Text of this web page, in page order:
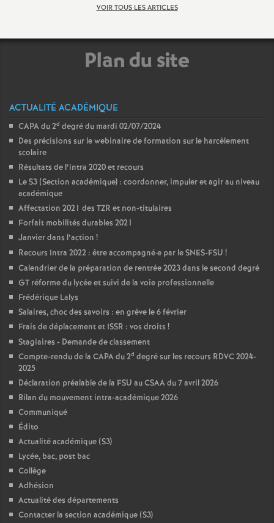
VOIR TOUS LES ARTICLES
Plan du site
ACTUALITÉ ACADÉMIQUE
CAPA du 2d degré du mardi 02/07/2024
Des précisions sur le webinaire de formation sur le harcèlement
scolaire
Résultats de l’intra 2020 et recours
Le S3 (Section académique) : coordonner, impuler et agir au niveau
académique
Affectation 2021 des TZR et non-titulaires
Forfait mobilités durables 2021
Janvier dans l’action !
Recours Intra 2022 : être accompagné·e par le SNES-FSU !
Calendrier de la préparation de rentrée 2023 dans le second degré
GT réforme du lycée et suivi de la voie professionnelle
Frédérique Lalys
Salaires, choc des savoirs : en grève le 6 février
Frais de déplacement et ISSR : vos droits !
Stagiaires - Demande de classement
Compte-rendu de la CAPA du 2d degré sur les recours RDVC 2024-
2025
Déclaration préalable de la FSU au CSAA du 7 avril 2026
Bilan du mouvement intra-académique 2026
Communiqué
Édito
Actualité académique (S3)
Lycée, bac, post bac
Collège
Adhésion
Actualité des départements
Contacter la section académique (S3)